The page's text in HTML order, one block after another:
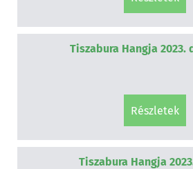
Tiszabura Hangja 2023.
részletek
Tiszabura Hangja